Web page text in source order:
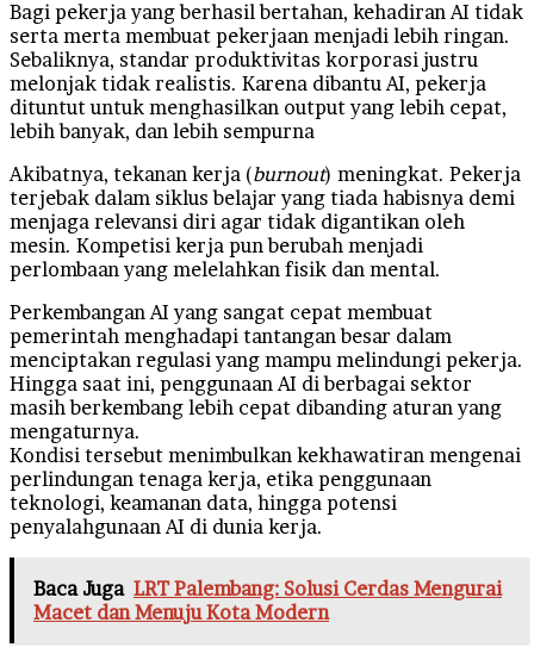
Bagi pekerja yang berhasil bertahan, kehadiran AI tidak
serta merta membuat pekerjaan menjadi lebih ringan.
Sebaliknya, standar produktivitas korporasi justru
melonjak tidak realistis. Karena dibantu AI, pekerja
dituntut untuk menghasilkan output yang lebih cepat,
lebih banyak, dan lebih sempurna
Akibatnya, tekanan kerja (burnout) meningkat. Pekerja
terjebak dalam siklus belajar yang tiada habisnya demi
menjaga relevansi diri agar tidak digantikan oleh
mesin. Kompetisi kerja pun berubah menjadi
perlombaan yang melelahkan fisik dan mental.
Perkembangan AI yang sangat cepat membuat
pemerintah menghadapi tantangan besar dalam
menciptakan regulasi yang mampu melindungi pekerja.
Hingga saat ini, penggunaan AI di berbagai sektor
masih berkembang lebih cepat dibanding aturan yang
mengaturnya.
Kondisi tersebut menimbulkan kekhawatiran mengenai
perlindungan tenaga kerja, etika penggunaan
teknologi, keamanan data, hingga potensi
penyalahgunaan AI di dunia kerja.
Baca Juga LRT Palembang: Solusi Cerdas Mengurai
Macet dan Menuju Kota Modern